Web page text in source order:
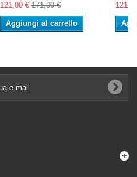
121,00 € 171,00 €
Aggiungi al carrello